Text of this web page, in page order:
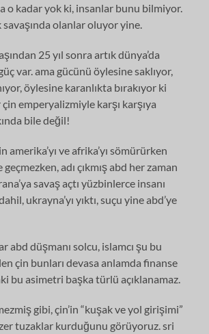
o kadar yok ki, insanlar bunu bilmiyor.
savaşında olanlar oluyor yine.
25 yıl sonra artık dünya’da
var. ama gücünü öylesine saklıyor,
öylesine karanlıkta bırakıyor ki
emperyalizmiyle karşı karşıya
bile değil!
amerika’yı ve afrika’yı sömürürken
adı çıkmış abd her zaman
savaş açtı yüzbinlerce insanı
ukrayna’yı yıktı, suçu yine abd’ye
abd düşmanı solcu, islamcı şu bu
çin bunları devasa anlamda finanse
bu asimetri başka türlü açıklanamaz.
gibi, çin’in “kuşak ve yol girişimi”
tuzaklar kurduğunu görüyoruz. sri